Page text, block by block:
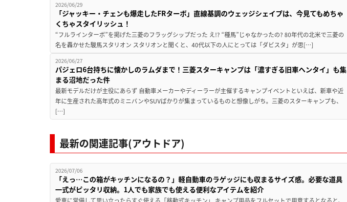
2026/06/29
「ジャッキー・チェンも爆走したFRターボ」直線基調のウェッジシェイプは、今見てもめちゃ
くちゃスタイリッシュ！
“フルラインターボ”を掲げた三菱のフラッグシップだった え!? “種馬”じゃなかったの? 80年代の北米で三菱の
名を轟かせた駿馬スタリオン スタリオンと聞くと、40代以下の人にとっては「ダビスタ」が思[…]
2026/06/27
パジェロ6台持ちに懐かしのラムダまで！三菱スターキャンプは「濃すぎる旧車ヘンタイ」も集
まる沼地だった件
最新モデルだけが主役にあらず 自動車メーカーやディーラーが主催するキャンプイベントといえば、新車や近
年に生産された高年式のミニバンやSUVばかりが集まっているものと想像しがち。三菱のスターキャンプも、
[…]
最新の関連記事(アウトドア)
2026/07/06
「えっ…この箱がキッチンになるの？」軽自動車のラゲッジにも収まるサイズ感。必要な道具
一式がピッタリ収納。1人でも家族でも使える便利なアイテムを紹介
愛車に常備して思い立ったらすぐ使える「移動式キッチン」 キャンプ用品をフルセットで用意するとなると、